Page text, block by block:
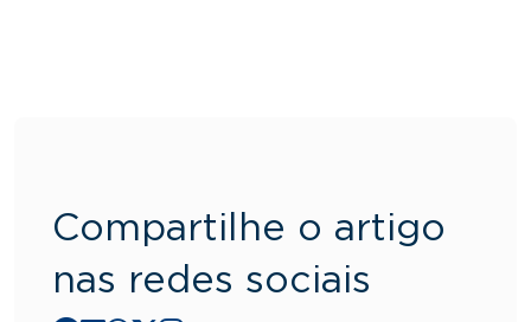
Compartilhe o artigo
nas redes sociais